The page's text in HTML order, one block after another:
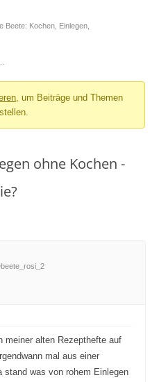
Beete: Kochen, Einlegen,
, um Beiträge und Themen
ohne Kochen -
meiner alten Rezepthefte auf
mal aus einer
was von rohem Einlegen